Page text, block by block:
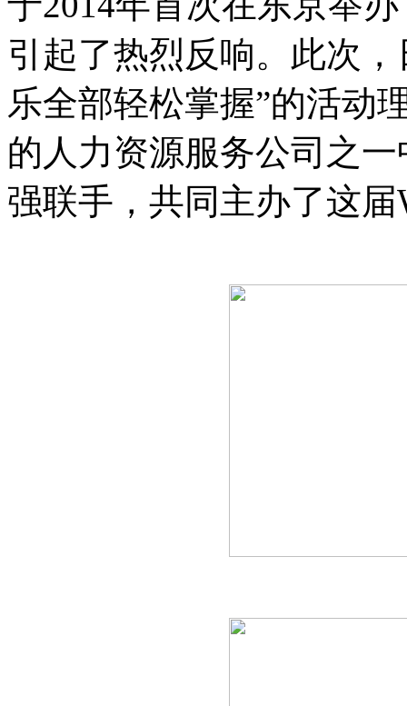
引起了热烈反响。此次
乐全部轻松掌握”的活动
的人力资源服务公司之
强联手，共同主办了这